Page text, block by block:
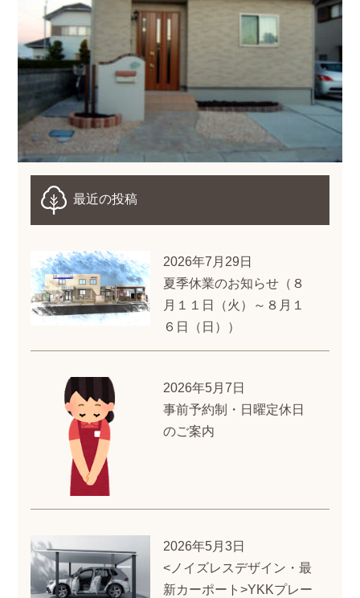
最近の投稿
2026年7月29日
夏季休業のお知らせ（８
月１１日（火）～８月１
６日（日））
2026年5月7日
事前予約制・日曜定休日
のご案内
2026年5月3日
<ノイズレスデザイン・最
新カーポート>YKKプレー